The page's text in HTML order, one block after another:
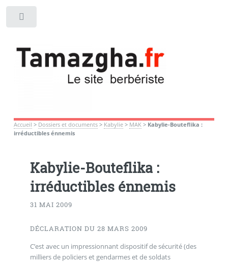
Accueil > Dossiers et documents> Kabylie> MAK> Kabylie-Bouteflika :
irréductibles énnemis
Kabylie-Bouteflika :
irréductibles énnemis
31 MAI 2009
DÉCLARATION DU 28 MARS 2009
C’est avec un impressionnant dispositif de sécurité (des
milliers de policiers et gendarmes et de soldats